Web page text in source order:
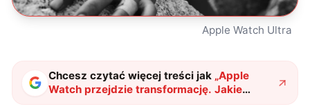
Apple Watch Ultra
Chcesz czytać więcej treści jak „Apple
Watch przejdzie transformację. Jakie
nowości przyniesie watchOS 10?"?